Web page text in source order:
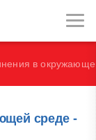
в
среде -